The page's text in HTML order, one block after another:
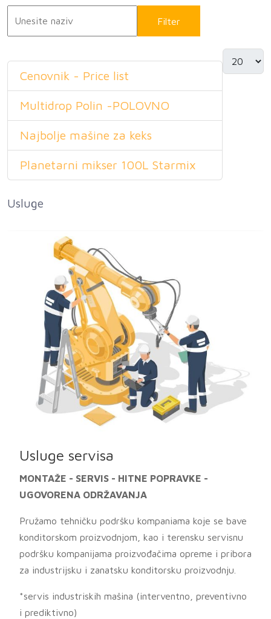
Filter
Cenovnik - Price list
Multidrop Polin -POLOVNO
Najbolje mašine za keks
Planetarni mikser 100L Starmix
Usluge
Usluge servisa
MONTAŽE - SERVIS - HITNE POPRAVKE -
UGOVORENA ODRŽAVANJA
Pružamo tehničku podršku kompaniama koje se bave
konditorskom proizvodnjom, kao i terensku servisnu
podršku kompanijama proizvođačima opreme i pribora
za industrijsku i zanatsku konditorsku proizvodnju.
*servis industriskih mašina (interventno, preventivno
i prediktivno)